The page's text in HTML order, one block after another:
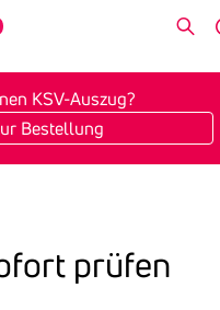
KSV-Auszug?
Bestellung
prüfen